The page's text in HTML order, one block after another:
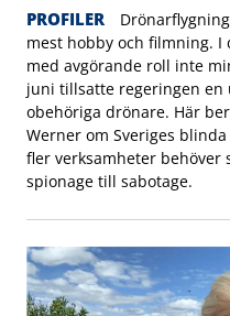
PROFILER
mest hobby och filmning.
med avgörande roll inte
juni tillsatte regeringen
obehöriga drönare. Här
Werner om Sveriges
fler verksamheter behöver
spionage till sabotage.